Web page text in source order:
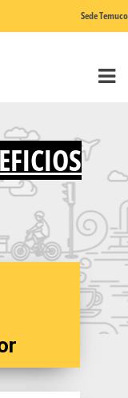
Sede Temuco